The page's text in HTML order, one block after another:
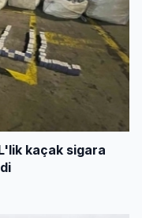
kaçak sigara